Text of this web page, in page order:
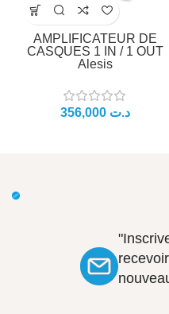
AMPLIFICATEUR DE
CASQUES 1 IN / 1 OUT
Alesis
د.ت